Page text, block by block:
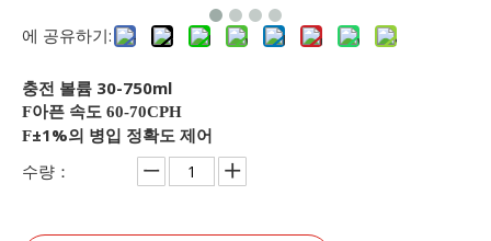
에 공유하기:
충전 볼륨 30-750ml
F아픈 속도 60-70CPH
F±1%의 병입 정확도 제어
수량：